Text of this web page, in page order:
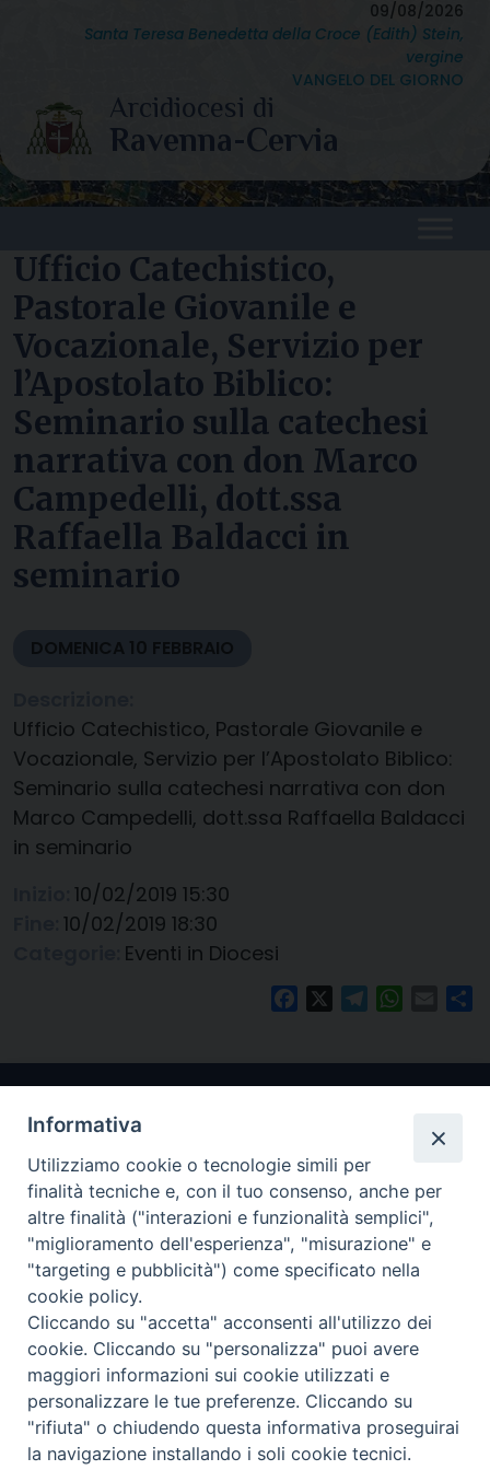
09/08/2026
Santa Teresa Benedetta della Croce (Edith) Stein,
vergine
VANGELO DEL GIORNO
Ufficio Catechistico,
Pastorale Giovanile e
Vocazionale, Servizio per
l’Apostolato Biblico:
Seminario sulla catechesi
narrativa con don Marco
Campedelli, dott.ssa
Raffaella Baldacci in
seminario
DOMENICA 10 FEBBRAIO
Ufficio Catechistico, Pastorale Giovanile e
Vocazionale, Servizio per l’Apostolato Biblico:
Seminario sulla catechesi narrativa con don
Marco Campedelli, dott.ssa Raffaella Baldacci
in seminario
10/02/2019 15:30
10/02/2019 18:30
Eventi in Diocesi
FacebookTelegram Email
Arcidiocesi di Ravenna-Cervia
CONTATTI
Piazza Arcivescovado, 1 48121- Ravenna
tel 0544.541655
curia@diocesiravennacervia.it
Per segnalazioni tecniche e aggiornamenti:
Informativa
Utilizziamo cookie o tecnologie simili per
finalità tecniche e, con il tuo consenso, anche per
altre finalità ("interazioni e funzionalità semplici",
"miglioramento dell'esperienza", "misurazione" e
"targeting e pubblicità") come specificato nella
cookie policy.
Cliccando su "accetta" acconsenti all'utilizzo dei
cookie. Cliccando su "personalizza" puoi avere
maggiori informazioni sui cookie utilizzati e
personalizzare le tue preferenze. Cliccando su
"rifiuta" o chiudendo questa informativa proseguirai
la navigazione installando i soli cookie tecnici.